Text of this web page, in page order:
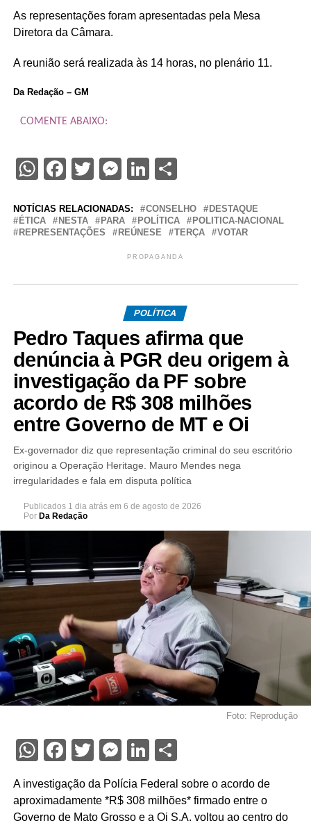
As representações foram apresentadas pela Mesa
Diretora da Câmara.
A reunião será realizada às 14 horas, no plenário 11.
Da Redação – GM
COMENTE ABAIXO:
WhatsApp
Facebook
Twitter
Messenger
LinkedIn
Share
NOTÍCIAS RELACIONADAS: CONSELHO
DESTAQUE
ÉTICA
NESTA PARA POLÍTICA
POLITICA-NACIONAL
REPRESENTAÇÕES
REÚNESE TERÇA VOTAR
PROPAGANDA
POLÍTICA
Pedro Taques afirma que
denúncia à PGR deu origem à
investigação da PF sobre
acordo de R$ 308 milhões
entre Governo de MT e Oi
Ex-governador diz que representação criminal do seu escritório
originou a Operação Heritage. Mauro Mendes nega
irregularidades e fala em disputa política
Publicados 1 dia atrás em 6 de agosto de 2026
Por Da Redação
Foto: Reprodução
WhatsApp
Facebook
Twitter
Messenger
LinkedIn
Share
A investigação da Polícia Federal sobre o acordo de
aproximadamente *R$ 308 milhões* firmado entre o
Governo de Mato Grosso e a Oi S.A. voltou ao centro do